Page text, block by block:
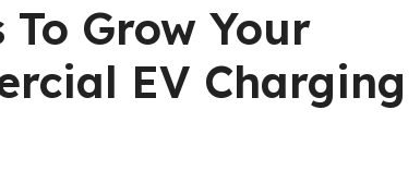
Grow Your
EV Charging